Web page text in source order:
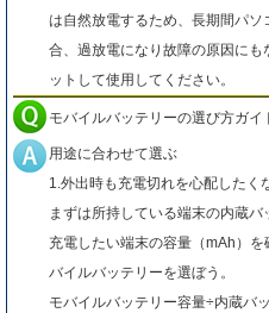
は自然放電するため、長期間パ
合、過放電になり故障の原因に
ットして使用してください。
モバイルバッテリーの選び方ガイ
用途に合わせて選ぶ
1.外出時も充電切れを心配したく
まずは所持している端末の内蔵バ
充電したい端末の容量（mAh）
バイルバッテリーを選ぼう。
モバイルバッテリー容量÷内蔵バ